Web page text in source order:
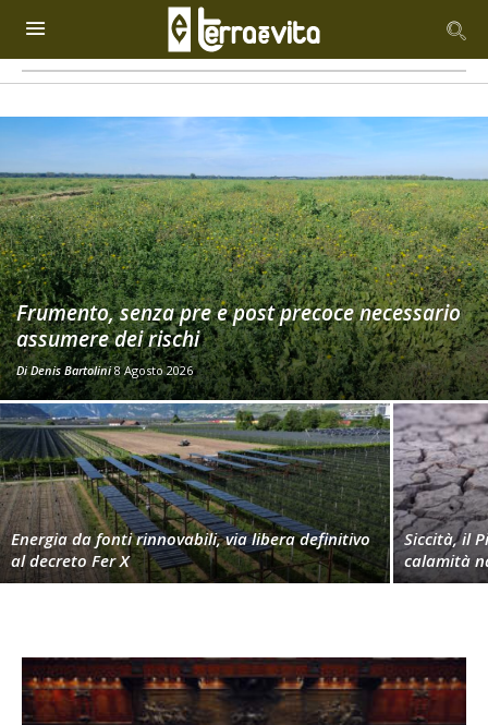
Frumento, senza pre e post precoce necessario
assumere dei rischi
DiDenis Bartolini 8 Agosto 2026
Energia da fonti rinnovabili, via libera definitivo
al decreto Fer X
Siccità, il
calamità